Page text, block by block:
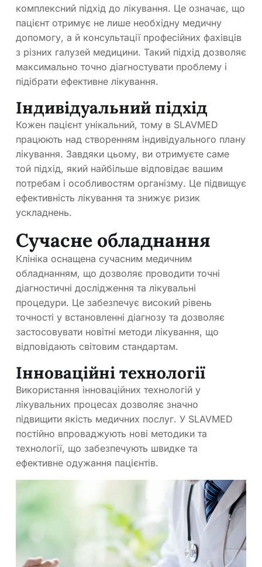
комплексний підхід до лікування. Це означає, що
пацієнт отримує не лише необхідну медичну
допомогу, а й консультації професійних фахівців
з різних галузей медицини. Такий підхід дозволяє
максимально точно діагностувати проблему і
підібрати ефективне лікування.
Індивідуальний підхід
Кожен пацієнт унікальний, тому в SLAVMED
працюють над створенням індивідуального плану
лікування. Завдяки цьому, ви отримуєте саме
той підхід, який найбільше відповідає вашим
потребам і особливостям організму. Це підвищує
ефективність лікування та знижує ризик
ускладнень.
Сучасне обладнання
Клініка оснащена сучасним медичним
обладнанням, що дозволяє проводити точні
діагностичні дослідження та лікувальні
процедури. Це забезпечує високий рівень
точності у встановленні діагнозу та дозволяє
застосовувати новітні методи лікування, що
відповідають світовим стандартам.
Інноваційні технології
Використання інноваційних технологій у
лікувальних процесах дозволяє значно
підвищити якість медичних послуг. У SLAVMED
постійно впроваджують нові методики та
технології, що забезпечують швидке та
ефективне одужання пацієнтів.